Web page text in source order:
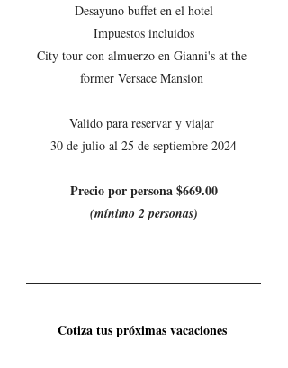
Desayuno buffet en el hotel
Impuestos incluidos
City tour con almuerzo en Gianni's at the
former Versace Mansion
Valido para reservar y viajar
30 de julio al 25 de septiembre 2024
Precio por persona $669.00
(mínimo 2 personas)
Cotiza tus próximas vacaciones